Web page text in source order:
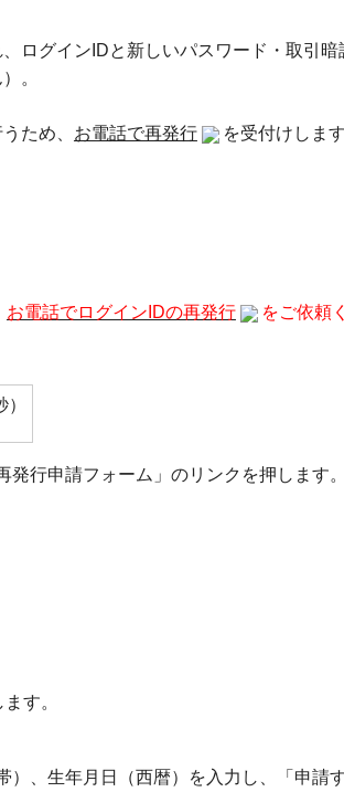
ログインIDと新しいパスワード・取引暗
。
ため、 お電話で再発行 を受付けしま
お電話でログインIDの再発行
をご依頼
発行申請フォーム」のリンクを押します
す。
）、生年月日（西暦）を入力し、「申請